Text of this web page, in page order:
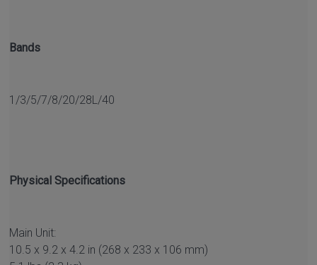
Bands
1/3/5/7/8/20/28L/40
Physical Specifications
Main Unit:
10.5 x 9.2 x 4.2 in (268 x 233 x 106 mm)